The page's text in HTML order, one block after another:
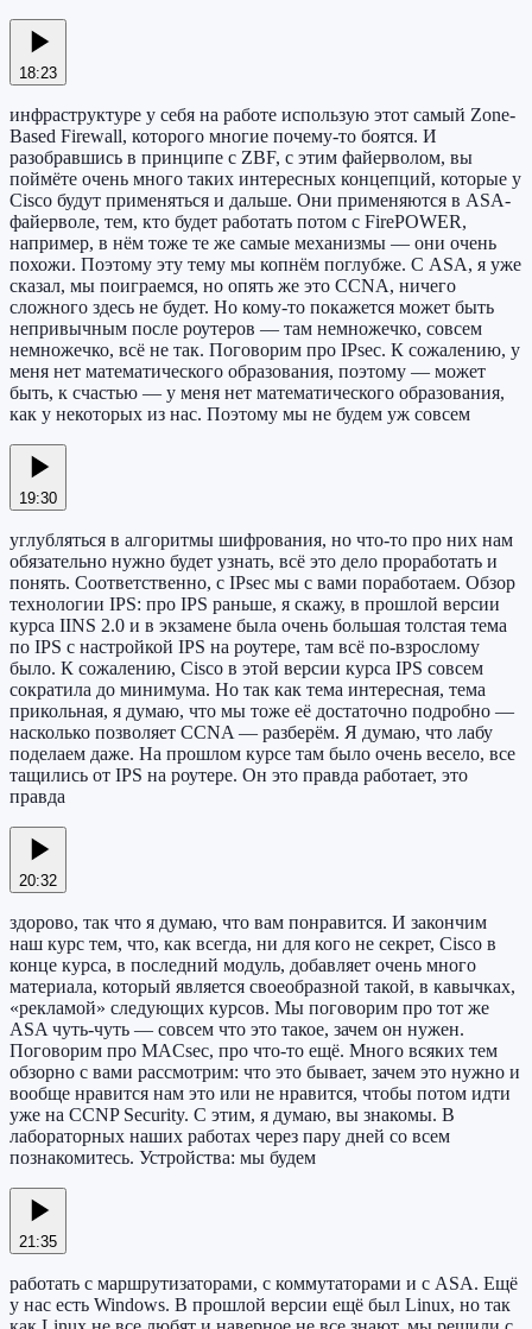
18:23
инфраструктуре у себя на работе использую этот самый Zone-
Based Firewall, которого многие почему-то боятся. И
разобравшись в принципе с ZBF, с этим файерволом, вы
поймёте очень много таких интересных концепций, которые у
Cisco будут применяться и дальше. Они применяются в ASA-
файерволе, тем, кто будет работать потом с FirePOWER,
например, в нём тоже те же самые механизмы — они очень
похожи. Поэтому эту тему мы копнём поглубже. С ASA, я уже
сказал, мы поиграемся, но опять же это CCNA, ничего
сложного здесь не будет. Но кому-то покажется может быть
непривычным после роутеров — там немножечко, совсем
немножечко, всё не так. Поговорим про IPsec. К сожалению, у
меня нет математического образования, поэтому — может
быть, к счастью — у меня нет математического образования,
как у некоторых из нас. Поэтому мы не будем уж совсем
19:30
углубляться в алгоритмы шифрования, но что-то про них нам
обязательно нужно будет узнать, всё это дело проработать и
понять. Соответственно, с IPsec мы с вами поработаем. Обзор
технологии IPS: про IPS раньше, я скажу, в прошлой версии
курса IINS 2.0 и в экзамене была очень большая толстая тема
по IPS с настройкой IPS на роутере, там всё по-взрослому
было. К сожалению, Cisco в этой версии курса IPS совсем
сократила до минимума. Но так как тема интересная, тема
прикольная, я думаю, что мы тоже её достаточно подробно —
насколько позволяет CCNA — разберём. Я думаю, что лабу
поделаем даже. На прошлом курсе там было очень весело, все
тащились от IPS на роутере. Он это правда работает, это
правда
20:32
здорово, так что я думаю, что вам понравится. И закончим
наш курс тем, что, как всегда, ни для кого не секрет, Cisco в
конце курса, в последний модуль, добавляет очень много
материала, который является своеобразной такой, в кавычках,
«рекламой» следующих курсов. Мы поговорим про тот же
ASA чуть-чуть — совсем что это такое, зачем он нужен.
Поговорим про MACsec, про что-то ещё. Много всяких тем
обзорно с вами рассмотрим: что это бывает, зачем это нужно и
вообще нравится нам это или не нравится, чтобы потом идти
уже на CCNP Security. С этим, я думаю, вы знакомы. В
лабораторных наших работах через пару дней со всем
познакомитесь. Устройства: мы будем
21:35
работать с маршрутизаторами, с коммутаторами и с ASA. Ещё
у нас есть Windows. В прошлой версии ещё был Linux, но так